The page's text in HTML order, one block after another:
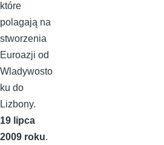
które
polagają na
stworzenia
Euroazji od
Wladywosto
ku do
Lizbony.
19 lipca
2009 roku.